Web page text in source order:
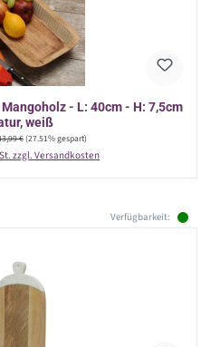
- L: 40cm - H: 7,5cm
weiß
Preis:
€(27.51% gespart)
zzgl. Versandkosten
Verfügbarkeit: